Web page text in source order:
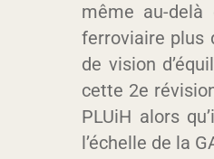
même au-delà
ferroviaire plus
de vision
cette 2e
PLUiH alors
l’échelle de la